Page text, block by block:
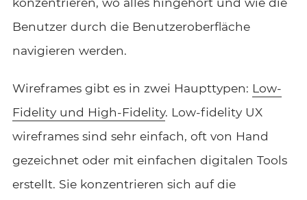
Benutzer durch die Benutzeroberfläche
navigieren werden.
Wireframes gibt es in zwei Haupttypen: Low-
Fidelity und High-Fidelity. Low-fidelity UX
wireframes sind sehr einfach, oft von Hand
gezeichnet oder mit einfachen digitalen Tools
erstellt. Sie konzentrieren sich auf die